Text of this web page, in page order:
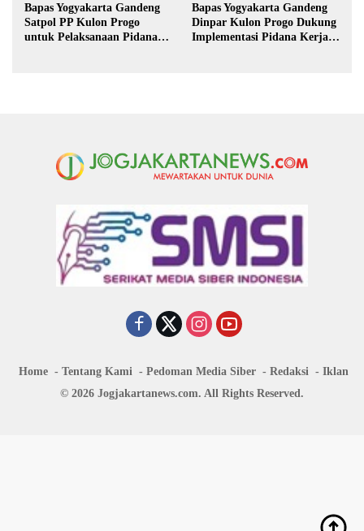
Bapas Yogyakarta Gandeng
Satpol PP Kulon Progo
untuk Pelaksanaan Pidana
Bapas Yogyakarta Gandeng
Dinpar Kulon Progo Dukung
Implementasi Pidana Kerja
Home Tentang Kami Pedoman Media Siber Redaksi
Iklan
© 2026 Jogjakartanews.com. All Rights Reserved.